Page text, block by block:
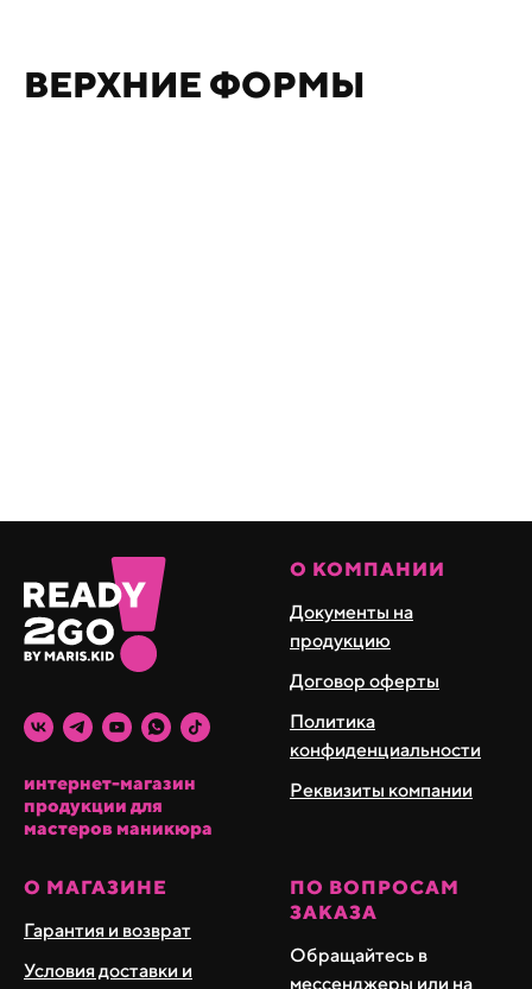
ВЕРХНИЕ ФОРМЫ
интернет-магазин
продукции для
мастеров маникюра
О КОМПАНИИ
Документы на
продукцию
Договор оферты
Политика
конфиденциальности
Реквизиты компании
О МАГАЗИНЕ
Гарантия и возврат
Условия доставки и
ПО ВОПРОСАМ
ЗАКАЗА
Обращайтесь в
мессенджеры или на